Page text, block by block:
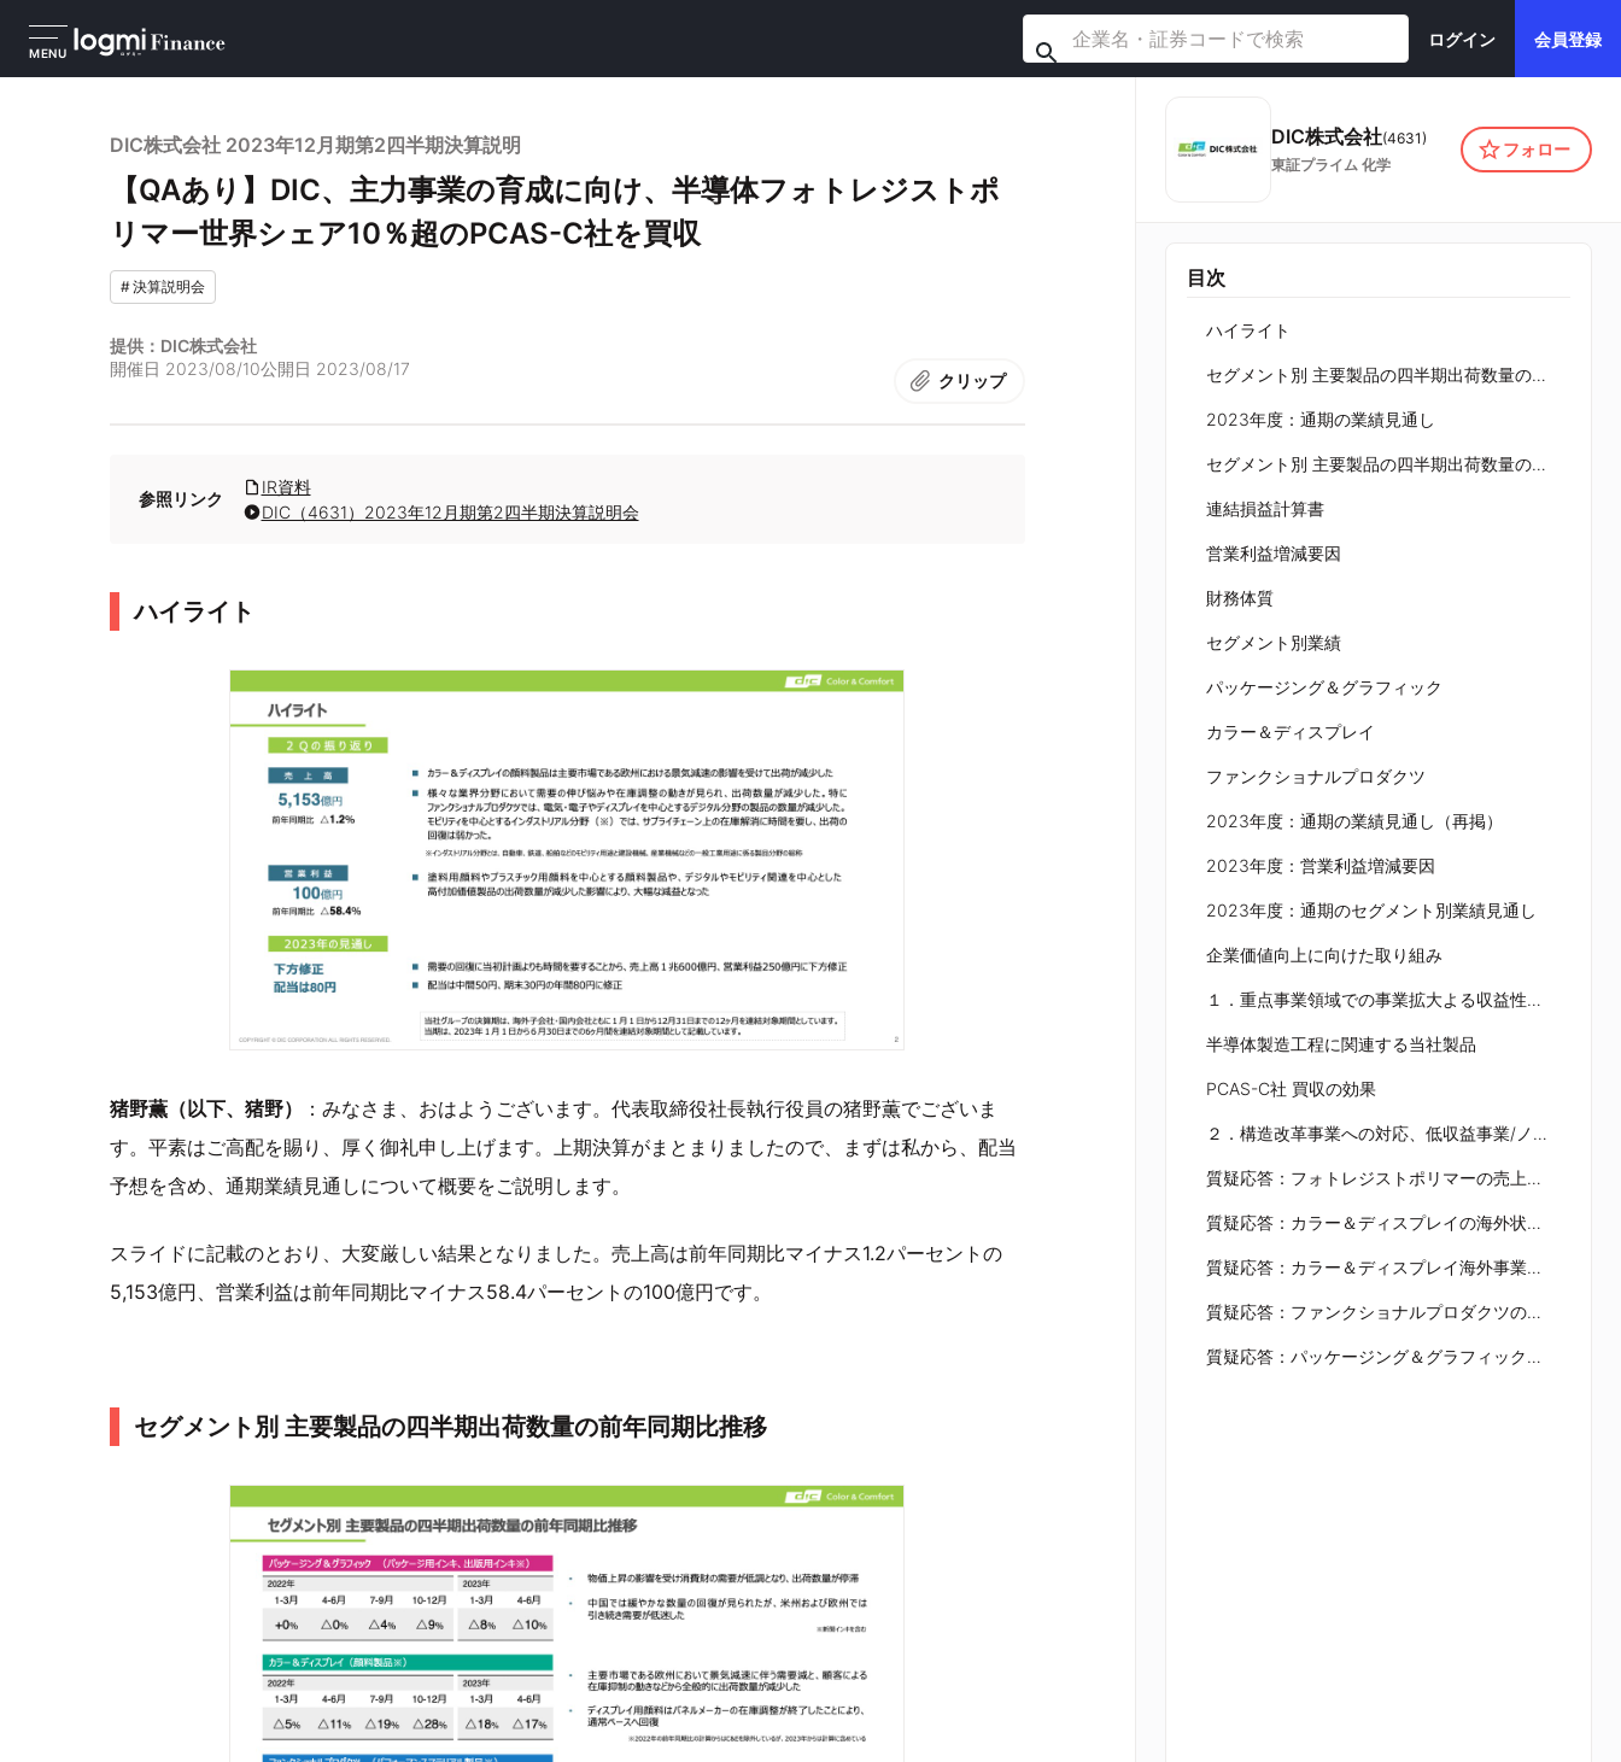
MENU
ログイン 会員登録
DIC株式会社 2023年12月期第2四半期決算説明
【QAあり】DIC、主力事業の育成に向け、半導体フォトレジストポ
リマー世界シェア10％超のPCAS-C社を買収
#決算説明会
提供：DIC株式会社
開催日 2023/08/10公開日 2023/08/17
クリップ
参照リンク
IR資料
DIC（4631）2023年12月期第2四半期決算説明会
ハイライト
猪野薫（以下、猪野）
：みなさま、おはようございます。代表取締役社長執行役員の猪野薫でございま
す。平素はご高配を賜り、厚く御礼申し上げます。上期決算がまとまりましたので、まずは私から、配当
予想を含め、通期業績見通しについて概要をご説明します。
スライドに記載のとおり、大変厳しい結果となりました。売上高は前年同期比マイナス1.2パーセントの
5,153億円、営業利益は前年同期比マイナス58.4パーセントの100億円です。
セグメント別 主要製品の四半期出荷数量の前年同期比推移
DIC株式会社(4631)
東証プライム 化学
フォロー
目次
ハイライト
セグメント別 主要製品の四半期出荷数量の前年同期比推移
2023年度：通期の業績見通し
セグメント別 主要製品の四半期出荷数量の前年同期比推移（再掲）
連結損益計算書
営業利益増減要因
財務体質
セグメント別業績
パッケージング＆グラフィック
カラー＆ディスプレイ
ファンクショナルプロダクツ
2023年度：通期の業績見通し（再掲）
2023年度：営業利益増減要因
2023年度：通期のセグメント別業績見通し
企業価値向上に向けた取り組み
１．重点事業領域での事業拡大よる収益性の改善
半導体製造工程に関連する当社製品
PCAS-C社 買収の効果
２．構造改革事業への対応、低収益事業/ノンコア事業からの撤退、資産売却
質疑応答：フォトレジストポリマーの売上計画について
質疑応答：カラー＆ディスプレイの海外状況と減損リスクについて
質疑応答：カラー＆ディスプレイ海外事業の収益改善の目安について
質疑応答：ファンクショナルプロダクツの数量減と利益回復の見通しについて
質疑応答：パッケージング＆グラフィックの数量減について